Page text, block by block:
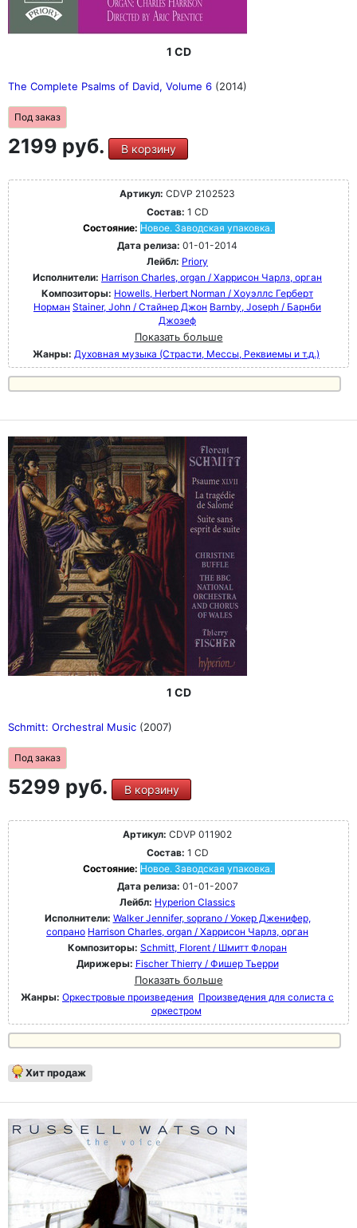
1 CD
The Complete Psalms of David, Volume 6 (2014)
Под заказ
2199 руб. В корзину
Артикул: CDVP 2102523
Состав: 1 CD
Состояние: Новое. Заводская упаковка.
Дата релиза: 01-01-2014
Лейбл: Priory
Исполнители: Harrison Charles, organ / Харрисон Чарлз, орган
Композиторы: Howells, Herbert Norman / Хоуэллс Герберт
Норман Stainer, John / Стайнер Джон Barnby, Joseph / Барнби
Джозеф
Показать больше
Жанры: Духовная музыка (Страсти, Мессы, Реквиемы и т.д.)
1 CD
Schmitt: Orchestral Music (2007)
Под заказ
5299 руб. В корзину
Артикул: CDVP 011902
Состав: 1 CD
Состояние: Новое. Заводская упаковка.
Дата релиза: 01-01-2007
Лейбл: Hyperion Classics
Исполнители: Walker Jennifer, soprano / Уокер Дженифер,
сопрано Harrison Charles, organ / Харрисон Чарлз, орган
Композиторы: Schmitt, Florent / Шмитт Флоран
Дирижеры: Fischer Thierry / Фишер Тьерри
Показать больше
Жанры: Оркестровые произведения Произведения для солиста с
оркестром
Хит продаж